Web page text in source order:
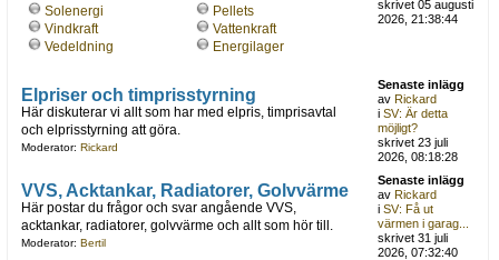
Solenergi
Vindkraft
Vedeldning
Pellets
Vattenkraft
Energilager
skrivet 05 augusti
2026, 21:38:44
Elpriser och timprisstyrning
Här diskuterar vi allt som har med elpris, timprisavtal
och elprisstyrning att göra.
Moderator: Rickard
Senaste inlägg
avRickard
iSV: Är detta
möjligt?
skrivet 23 juli
2026, 08:18:28
VVS, Acktankar, Radiatorer, Golvvärme
Här postar du frågor och svar angående VVS,
acktankar, radiatorer, golvvärme och allt som hör till.
Moderator: Bertil
Senaste inlägg
avRickard
iSV: Få ut
värmen i garag...
skrivet 31 juli
2026, 07:32:40